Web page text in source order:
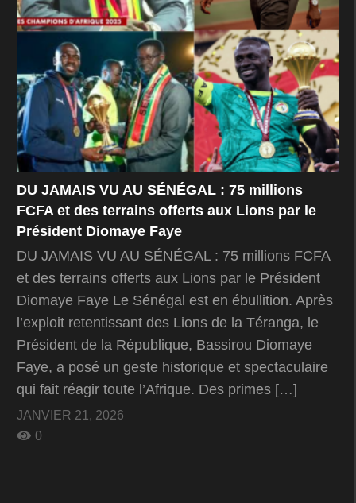
DU JAMAIS VU AU SÉNÉGAL : 75 millions
FCFA et des terrains offerts aux Lions par le
Président Diomaye Faye
DU JAMAIS VU AU SÉNÉGAL : 75 millions FCFA
et des terrains offerts aux Lions par le Président
Diomaye Faye Le Sénégal est en ébullition. Après
l’exploit retentissant des Lions de la Téranga, le
Président de la République, Bassirou Diomaye
Faye, a posé un geste historique et spectaculaire
qui fait réagir toute l’Afrique. Des primes […]
JANVIER 21, 2026
0